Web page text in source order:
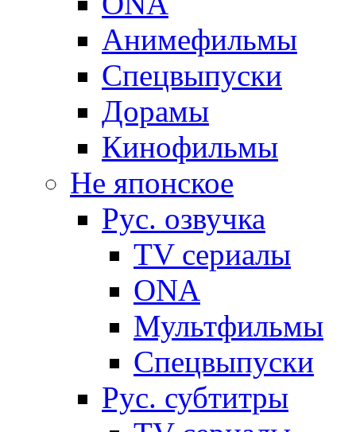
Анимефильмы
Спецвыпуски
Дорамы
Кинофильмы
Не японское
Рус. озвучка
TV сериалы
ONA
Мультфильмы
Спецвыпуски
Рус. субтитры